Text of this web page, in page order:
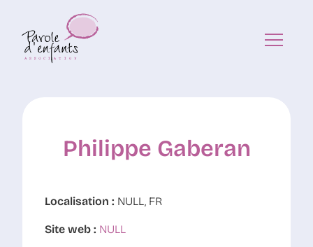
Philippe Gaberan
Localisation : NULL, FR
Site web : NULL